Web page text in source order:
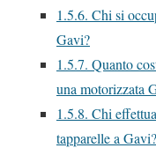
1.5.6. Chi si
Gavi?
1.5.7. Quanto
una motorizzata
1.5.8. Chi
tapparelle a Gavi?